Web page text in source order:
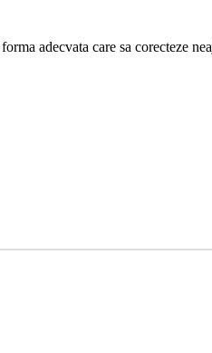
adecvata care sa corecteze